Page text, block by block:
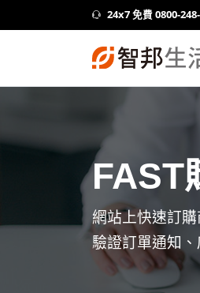
24x7 免費 0800-
FAST
網站上快速訂
驗證訂單通知